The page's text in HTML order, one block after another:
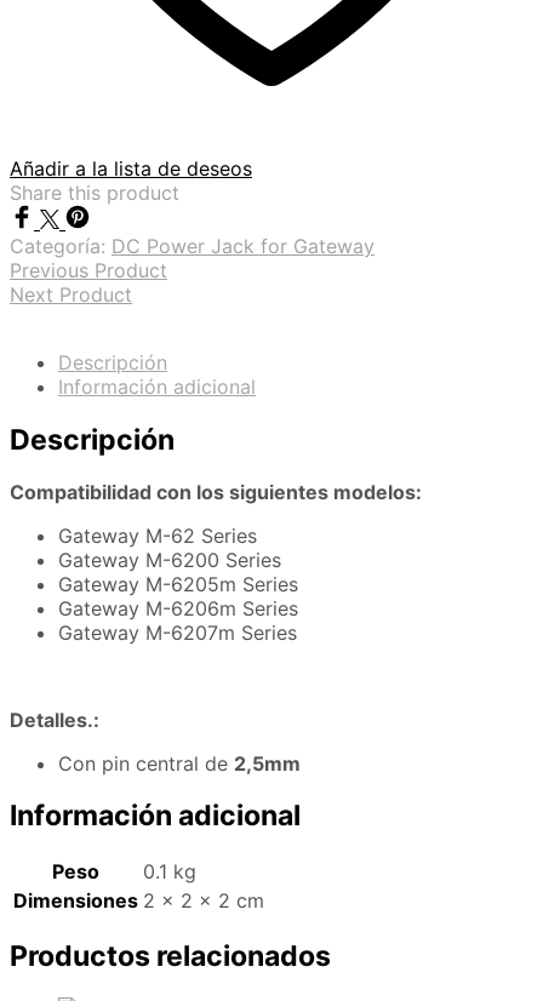
Añadir a la lista de deseos
Share this product
Categoría: DC Power Jack for Gateway
Previous Product
Next Product
Descripción
Información adicional
Descripción
Compatibilidad con los siguientes modelos:
Gateway M-62 Series
Gateway M-6200 Series
Gateway M-6205m Series
Gateway M-6206m Series
Gateway M-6207m Series
Detalles.:
Con pin central de 2,5mm
Información adicional
Peso
0.1 kg
Dimensiones 2 × 2 × 2 cm
Productos relacionados